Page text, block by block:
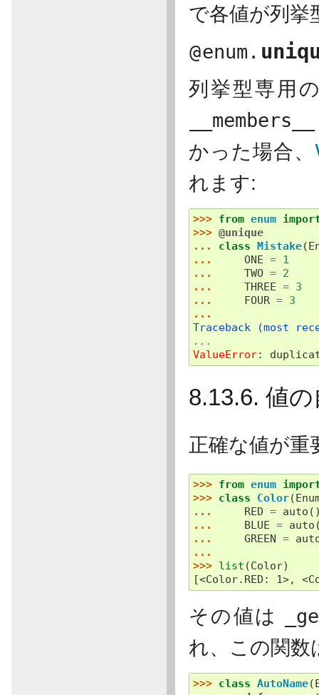
で各値が列挙
@enum.
列挙型専用
__members__
かった場合、
れます:
>>> from enum
>>> @unique
... class Mistake(
...
ONE = 1
...
TWO = 2
...
THREE = 3
...
FOUR = 3
...
Traceback (most
...
ValueError:
8.13.6. 値
正確な値が
>>> from enum
>>> class Color(
...
RED = auto
...
BLUE = auto
...
GREEN =
...
>>> list (Color)
[<Color.RED: 1>,
その値は
れ、この関数
>>> class AutoName(